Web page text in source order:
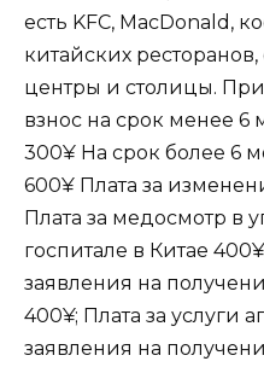
есть KFC, MacDonald,
китайских
центры и столицы.
взнос на срок менее
300¥ На срок более 6
600¥ Плата за
Плата за медосмотр в
госпитале в Китае
заявления на
400¥; Плата за услуги
заявления на